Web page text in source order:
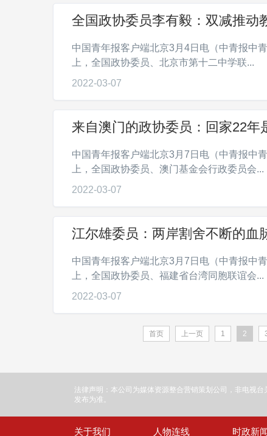
全国政协委员李有毅：双减推动
中国青年报客户端北京3月4日电（中青报中
上，全国政协委员、北京市第十二中学联...
2022-03-07
来自澳门的政协委员：回家22
中国青年报客户端北京3月7日电（中青报中
上，全国政协委员、澳门基金会行政委员会...
2022-03-07
江尔雄委员：两岸割舍不断的血
中国青年报客户端北京3月7日电（中青报中
上，全国政协委员、福建省台湾同胞联谊会...
2022-03-07
首页 上一页 1 2
法律声明：本公司为媒体资源整合营销策划公司，非电视
发布为准。
关于我们 人物连线 时政新